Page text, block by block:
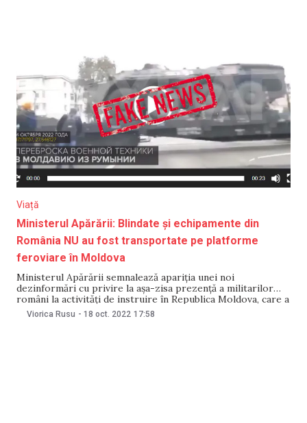
Viață
Ministerul Apărării: Blindate și echipamente din
România NU au fost transportate pe platforme
feroviare în Moldova
Ministerul Apărării semnalează apariția unei noi
dezinformări cu privire la așa-zisa prezență a militarilor
români la activități de instruire în Republica Moldova, care a
apărut pe canalele de Telegram afiliate propagandei
rusești. Potrivit Ministerului Apărării, unul dintre
Viorica Rusu - 18 oct. 2022 17:58